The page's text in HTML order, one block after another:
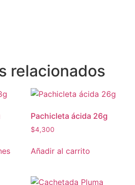
relacionados
Pachicleta ácida 26g
$4,300
Añadir al carrito